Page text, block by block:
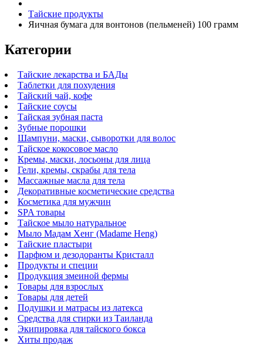
Тайские продукты
Яичная бумага для вонтонов (пельменей) 100 грамм
Категории
Тайские лекарства и БАДы
Таблетки для похудения
Тайский чай, кофе
Тайские соусы
Тайская зубная паста
Зубные порошки
Шампуни, маски, сыворотки для волос
Тайское кокосовое масло
Кремы, маски, лосьоны для лица
Гели, кремы, скрабы для тела
Массажные масла для тела
Декоративные косметические средства
Косметика для мужчин
SPA товары
Тайское мыло натуральное
Мыло Мадам Хенг (Madame Heng)
Тайские пластыри
Парфюм и дезодоранты Кристалл
Продукты и специи
Продукция змеиной фермы
Товары для взрослых
Товары для детей
Подушки и матрасы из латекса
Средства для стирки из Таиланда
Экипировка для тайского бокса
Хиты продаж